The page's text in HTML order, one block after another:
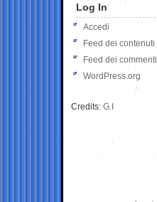
Log In
Accedi
Feed dei contenuti
Feed dei commenti
WordPress.org
Credits: G.I